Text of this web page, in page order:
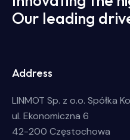
Our leading
Address
LINMOT Sp. z o.o. Spółka
ul. Ekonomiczna 6
42-200 Częstochowa